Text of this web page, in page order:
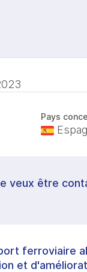
Pays
veux être
ferroviaire
et